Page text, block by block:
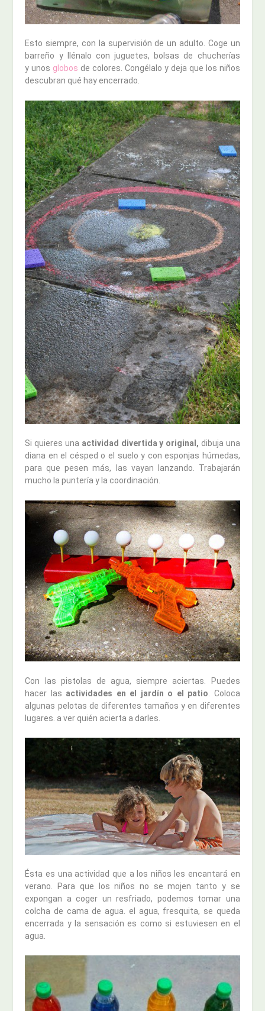
Esto siempre, con la supervisión de un adulto. Coge un
barreño y llénalo con juguetes, bolsas de chucherías
y unos globos de colores. Congélalo y deja que los niños
descubran qué hay encerrado.
Si quieres una actividad divertida y original, dibuja una
diana en el césped o el suelo y con esponjas húmedas,
para que pesen más, las vayan lanzando. Trabajarán
mucho la puntería y la coordinación.
Con las pistolas de agua, siempre aciertas. Puedes
hacer las actividades en el jardín o el patio . Coloca
algunas pelotas de diferentes tamaños y en diferentes
lugares. a ver quién acierta a darles.
Ésta es una actividad que a los niños les encantará en
verano. Para que los niños no se mojen tanto y se
expongan a coger un resfriado, podemos tomar una
colcha de cama de agua. el agua, fresquita, se queda
encerrada y la sensación es como si estuviesen en el
agua.